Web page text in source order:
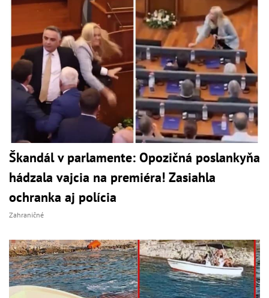
Škandál v parlamente: Opozičná poslankyňa
hádzala vajcia na premiéra! Zasiahla
ochranka aj polícia
Zahraničné